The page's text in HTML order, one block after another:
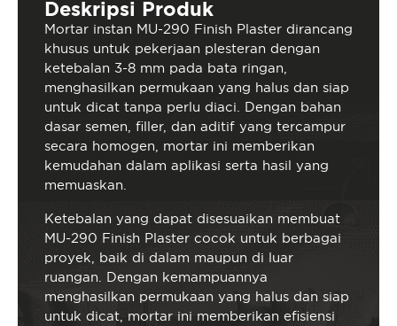
Deskripsi Produk
Mortar instan MU-290 Finish Plaster dirancang
khusus untuk pekerjaan plesteran dengan
ketebalan 3-8 mm pada bata ringan,
menghasilkan permukaan yang halus dan siap
untuk dicat tanpa perlu diaci. Dengan bahan
dasar semen, filler, dan aditif yang tercampur
secara homogen, mortar ini memberikan
kemudahan dalam aplikasi serta hasil yang
memuaskan.
Ketebalan yang dapat disesuaikan membuat
MU-290 Finish Plaster cocok untuk berbagai
proyek, baik di dalam maupun di luar
ruangan. Dengan kemampuannya
menghasilkan permukaan yang halus dan siap
untuk dicat, mortar ini memberikan efisiensi